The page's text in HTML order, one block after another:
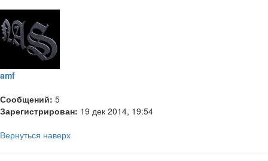
amf
Сообщений: 5
Зарегистрирован: 19 дек 2014, 19:54
Вернуться наверх